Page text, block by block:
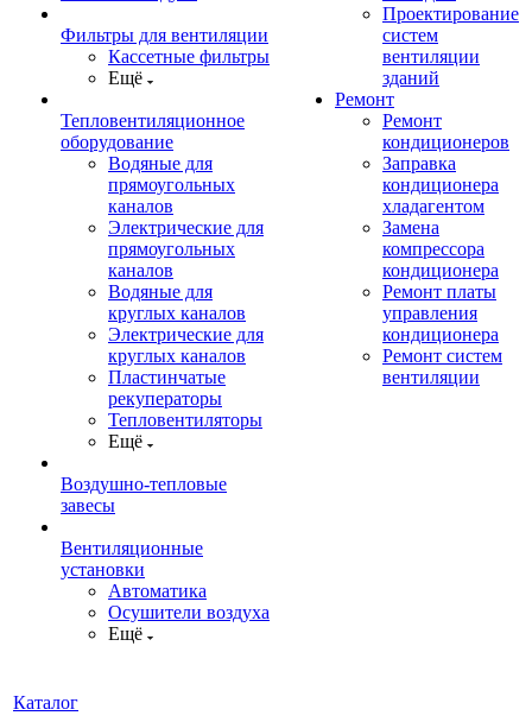
Фильтры для вентиляции
Кассетные фильтры
Ещё
Тепловентиляционное
оборудование
Водяные для
прямоугольных
каналов
Электрические для
прямоугольных
каналов
Водяные для
круглых каналов
Электрические для
круглых каналов
Пластинчатые
рекуператоры
Тепловентиляторы
Ещё
Воздушно-тепловые
завесы
Вентиляционные
установки
Автоматика
Осушители воздуха
Ещё
Проектирование
систем
вентиляции
зданий
Ремонт
Ремонт
кондиционеров
Заправка
кондиционера
хладагентом
Замена
компрессора
кондиционера
Ремонт платы
управления
кондиционера
Ремонт систем
вентиляции
Каталог